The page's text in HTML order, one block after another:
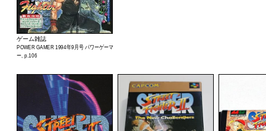
ゲーム雑誌
POWER GAMER 1994年9月号 パワーゲーマ
ー, p.106